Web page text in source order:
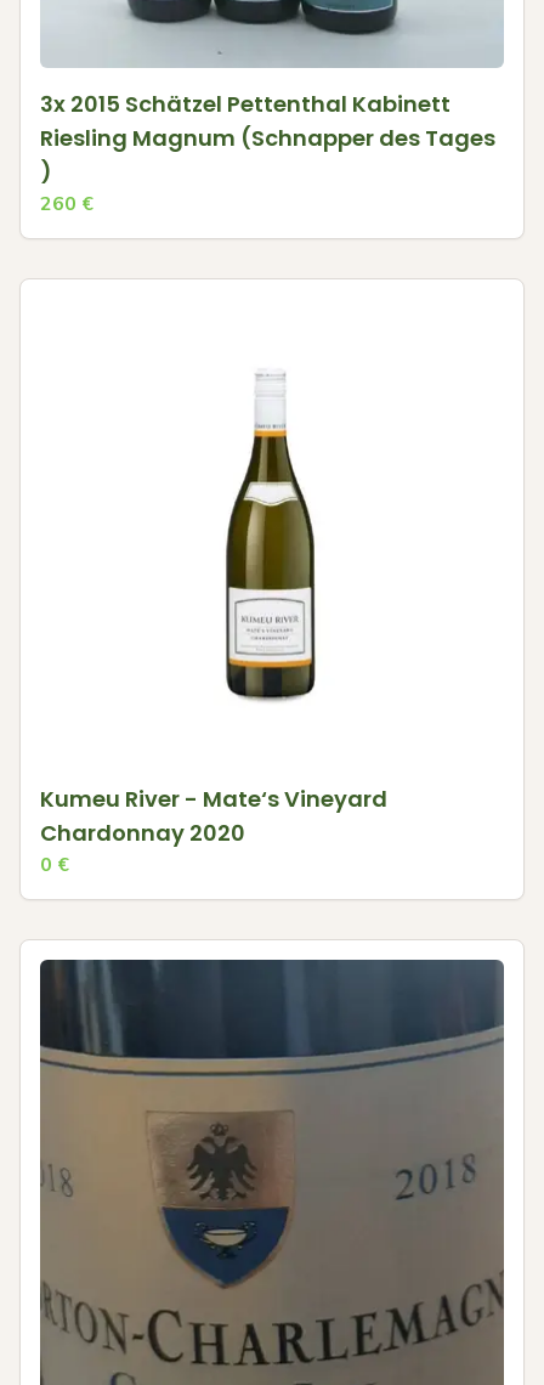
3x 2015 Schätzel Pettenthal Kabinett
Riesling Magnum (Schnapper des Tages
)
260 €
Kumeu River - Mate‘s Vineyard
Chardonnay 2020
0 €